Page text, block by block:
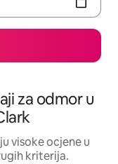
za odmor u
visoke ocjene u
kriterija.